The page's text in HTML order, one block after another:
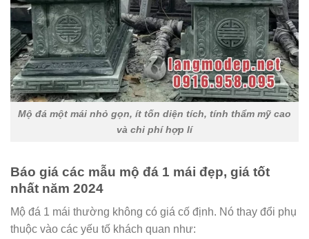
Mộ đá một mái nhỏ gọn, ít tốn diện tích, tính thẩm mỹ cao
và chi phí hợp lí
Báo giá các mẫu mộ đá 1 mái đẹp, giá tốt
nhất năm 2024
Mộ đá 1 mái thường không có giá cố định. Nó thay đổi phụ
thuộc vào các yếu tố khách quan như: